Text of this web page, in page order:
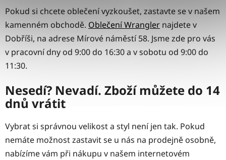
Pokud si chcete oblečení vyzkoušet, zastavte se v našem
kamenném obchodě. Oblečení Wrangler najdete v
Dobříši, na adrese Mírové náměstí 58. Jsme zde pro vás
v pracovní dny od 9:00 do 16:30 a v sobotu od 9:00 do
11:30.
Nesedí? Nevadí. Zboží můžete do 14
dnů vrátit
Vybrat si správnou velikost a styl není jen tak. Pokud
nemáte možnost zastavit se u nás na prodejně osobně,
nabízíme vám při nákupu v našem internetovém